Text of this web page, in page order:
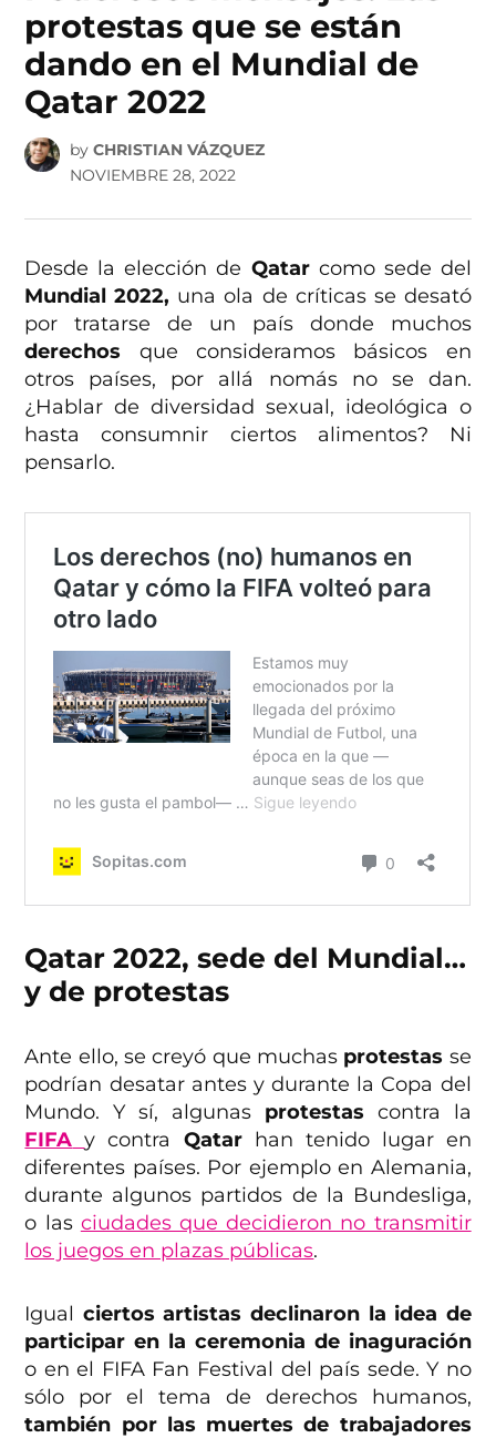
protestas que se están
dando en el Mundial de
Qatar 2022
by CHRISTIAN VÁZQUEZ
NOVIEMBRE 28, 2022
Desde la elección de Qatarcomo sede del
Mundial 2022, una ola de críticas se desató
por tratarse de un país donde muchos
derechos que consideramos básicos en
otros países, por allá nomás no se dan.
¿Hablar de diversidad sexual, ideológica o
hasta consumnir ciertos alimentos? Ni
pensarlo.
Qatar 2022, sede del Mundial…
y de protestas
Ante ello, se creyó que muchasprotestas se
podrían desatar antes y durante la Copa del
Mundo. Y sí, algunas protestas contra la
FIFA y contra Qatar han tenido lugar en
diferentes países. Por ejemplo en Alemania,
durante algunos partidos de la Bundesliga,
o las ciudades que decidieron no transmitir
los juegos en plazas públicas.
Igual ciertos artistas declinaron la idea de
participar en la ceremonia de inaguración
o en el FIFA Fan Festival del país sede. Y no
sólo por el tema de derechos humanos,
también por las muertes de trabajadores